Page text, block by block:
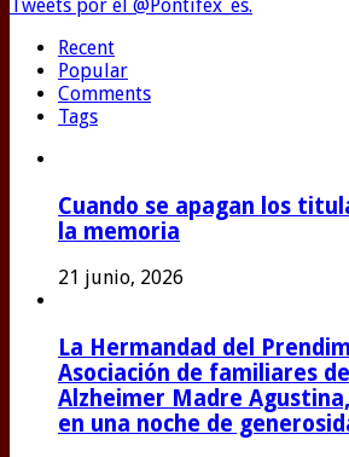
Tweets por el @Pontifex_es.
Recent
Popular
Comments
Tags
Cuando se apagan los
la memoria
21 junio, 2026
La Hermandad del
Asociación de familiares
Alzheimer Madre
en una noche de